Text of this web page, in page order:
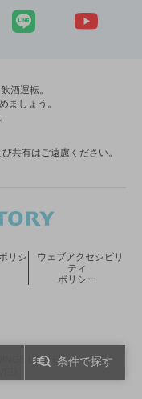
条件で探す
酒運転。
ましょう。
共有はご遠慮ください。
LIMITED.
リシ
ウェブアクセシビリ
ティ
ポリシー
いウィンドウで開く